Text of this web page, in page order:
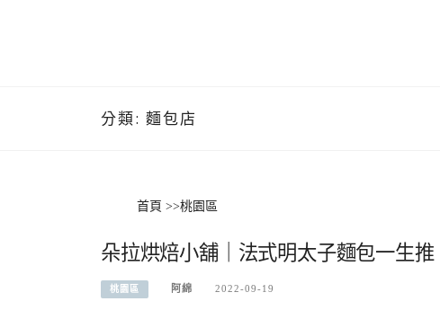
分類: 麵包店
首頁 >>桃園區
朵拉烘焙小舖｜法式明太子麵包一生
桃園區 阿綿 2022-09-19